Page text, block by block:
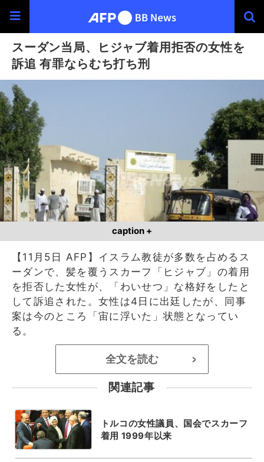
スーダン当局、ヒジャブ着用拒否の女性を
訴追 有罪ならむち打ち刑
caption +
【11月5日 AFP】イスラム教徒が多数を占めるス
ーダンで、髪を覆うスカーフ「ヒジャブ」の着用
を拒否した女性が、「わいせつ」な格好をしたと
して訴追された。女性は4日に出廷したが、同事
案は今のところ「宙に浮いた」状態となってい
る。
全文を読む >
関連記事
トルコの女性議員、国会でスカーフ
着用 1999年以来